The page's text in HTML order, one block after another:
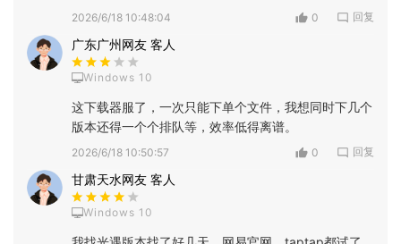
2026/6/18 10:48:04 0 回复
广东广州网友 客人
Windows 10
这下载器服了，一次只能下单个文件，我想同时下几个
版本还得一个个排队等，效率低得离谱。
2026/6/18 10:50:57 0 回复
甘肃天水网友 客人
Windows 10